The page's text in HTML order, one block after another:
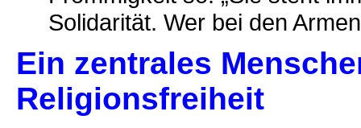
Solidarität. Wer bei den
Ein zentrales
Religionsfreiheit